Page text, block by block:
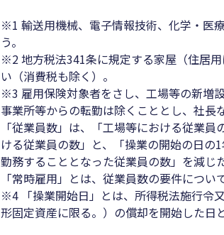
※1 輸送用機械、電子情報技術、化学・医
う。
※2 地方税法341条に規定する家屋（住居
い（消費税も除く）。
※3 雇用保険対象者をさし、工場等の新増
事業所等からの転勤は除くこととし、社長
「従業員数」は、「工場等における従業
ける従業員の数」と、「操業の開始の日
勤務することとなった従業員の数」を減じ
「常時雇用」とは、従業員数の要件につ
※4 「操業開始日」とは、所得税法施行令
形固定資産に限る。）の償却を開始した日